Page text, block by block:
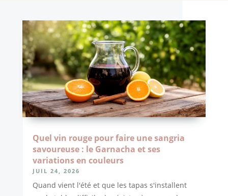
Quel vin rouge pour faire une sangria
savoureuse : le Garnacha et ses
variations en couleurs
JUIL 24, 2026
Quand vient l'été et que les tapas s'installent